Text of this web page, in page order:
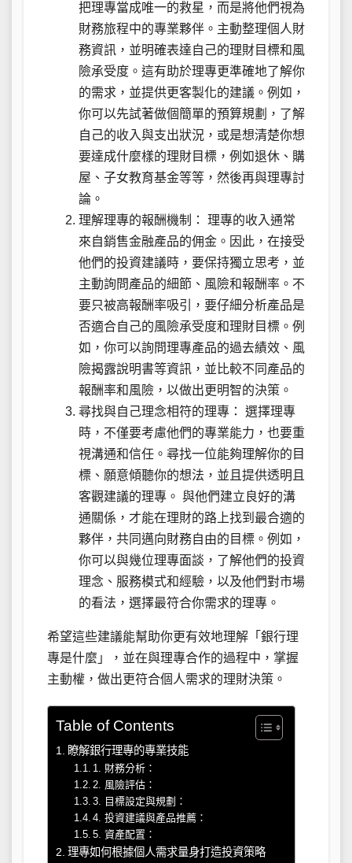
把理專當成唯一的救星，而是將他們視為
財務旅程中的專業夥伴。主動整理個人財
務資訊，並明確表達自己的理財目標和風
險承受度。這有助於理專更準確地了解你
的需求，並提供更客製化的建議。例如，
你可以先試著做個簡單的預算規劃，了解
自己的收入與支出狀況，或是想清楚你想
要達成什麼樣的理財目標，例如退休、購
屋、子女教育基金等等，然後再與理專討
論。
理解理專的報酬機制： 理專的收入通常
來自銷售金融產品的佣金。因此，在接受
他們的投資建議時，要保持獨立思考，並
主動詢問產品的細節、風險和報酬率。不
要只被高報酬率吸引，要仔細分析產品是
否適合自己的風險承受度和理財目標。例
如，你可以詢問理專產品的過去績效、風
險揭露說明書等資訊，並比較不同產品的
報酬率和風險，以做出更明智的決策。
尋找與自己理念相符的理專： 選擇理專
時，不僅要考慮他們的專業能力，也要重
視溝通和信任。尋找一位能夠理解你的目
標、願意傾聽你的想法，並且提供透明且
客觀建議的理專。 與他們建立良好的溝
通關係，才能在理財的路上找到最合適的
夥伴，共同邁向財務自由的目標。例如，
你可以與幾位理專面談，了解他們的投資
理念、服務模式和經驗，以及他們對市場
的看法，選擇最符合你需求的理專。
希望這些建議能幫助你更有效地理解「銀行理
專是什麼」，並在與理專合作的過程中，掌握
主動權，做出更符合個人需求的理財決策。
Table of Contents
瞭解銀行理專的專業技能
1. 財務分析：
2. 風險評估：
3. 目標設定與規劃：
4. 投資建議與產品推薦：
5. 資產配置：
理專如何根據個人需求量身打造投資策略